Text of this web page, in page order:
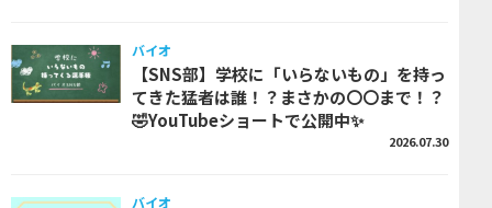
バイオ
【SNS部】学校に「いらないもの」を持っ
てきた猛者は誰！？まさかの〇〇まで！？
🤣YouTubeショートで公開中✨
2026.07.30
バイオ